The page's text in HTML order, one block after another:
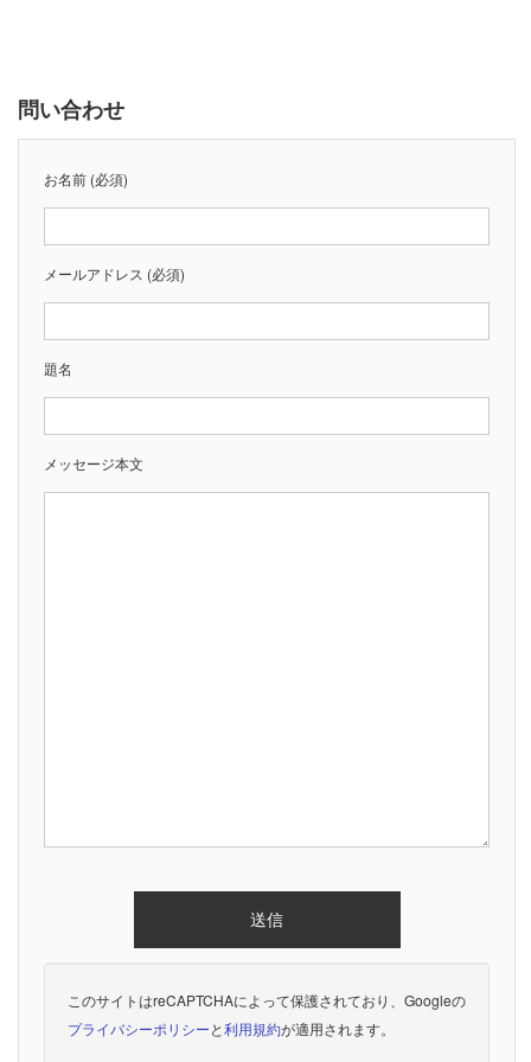
問い合わせ
お名前 (必須)
メールアドレス (必須)
題名
メッセージ本文
このサイトはreCAPTCHAによって保護されており、Googleの
プライバシーポリシーと利用規約が適用されます。